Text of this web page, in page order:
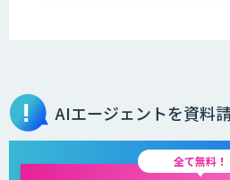
AIエージェントを資料
全て無料！